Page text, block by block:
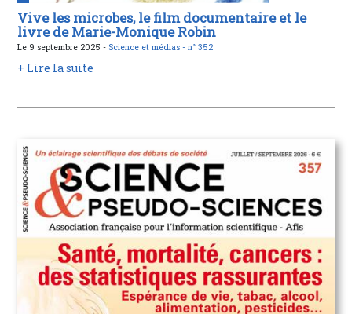
Vive les microbes, le film documentaire et le
livre de Marie-Monique Robin
Le 9 septembre 2025 - Science et médias -n° 352
+ Lire la suite